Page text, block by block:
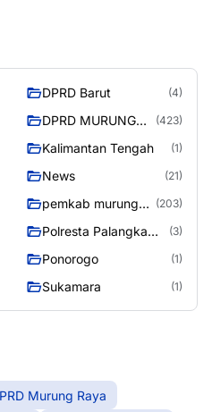
DPRD Barut (4)
DPRD MURUNG
(423)
Kalimantan Tengah (1)
News (21)
pemkab murung
(203)
Polresta Palangka
(3)
Ponorogo (1)
Sukamara (1)
Murung Raya